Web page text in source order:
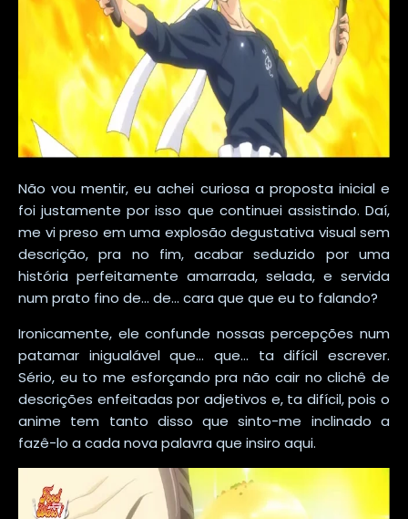
Não vou mentir, eu achei curiosa a proposta inicial e
foi justamente por isso que continuei assistindo. Daí,
me vi preso em uma explosão degustativa visual sem
descrição, pra no fim, acabar seduzido por uma
história perfeitamente amarrada, selada, e servida
num prato fino de... de... cara que que eu to falando?
Ironicamente, ele confunde nossas percepções num
patamar inigualável que... que... ta difícil escrever.
Sério, eu to me esforçando pra não cair no clichê de
descrições enfeitadas por adjetivos e, ta difícil, pois o
anime tem tanto disso que sinto-me inclinado a
fazê-lo a cada nova palavra que insiro aqui.